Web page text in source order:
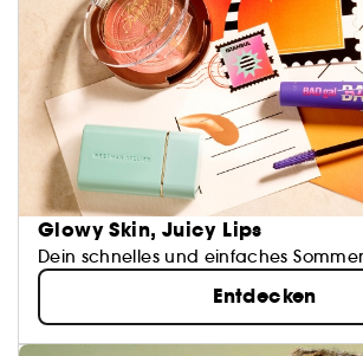
Glowy Skin, Juicy Lips
Dein schnelles und einfaches
Entdecken